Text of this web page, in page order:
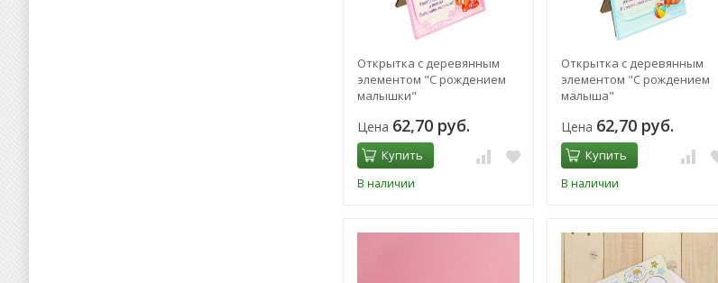
Открытка с деревянным
элементом "С рождением
малышки"
Цена 62,70 руб.
Купить
В наличии
Открытка с деревянным
элементом "С рождением
малыша"
Цена 62,70 руб.
Купить
В наличии